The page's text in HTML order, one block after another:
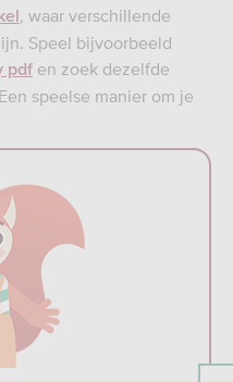
, waar verschillende
Speel bijvoorbeeld
pdf en zoek dezelfde
speelse manier om je